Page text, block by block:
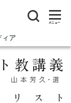
ア
メニュー